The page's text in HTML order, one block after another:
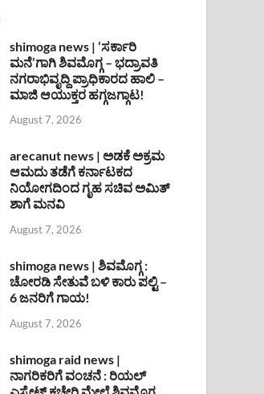
shimoga news | ‘ಸರ್ಕಾರಿ
ಮನೆ’ಗಾಗಿ ಶಿವಮೊಗ್ಗ – ಭದ್ರಾವತಿ
ನಗರಾಭಿವೃದ್ದಿ ಪ್ರಾಧಿಕಾರದ ಹಾಲಿ –
ಮಾಜಿ ಆಯುಕ್ತರ ಹಗ್ಗಜಗ್ಗಾಟ!
August 7, 2026
arecanut news | ಅಡಕೆ ಅಕ್ರಮ
ಆಮದು ತಡೆಗೆ ಕರ್ನಾಟಕದ
ನಿಯೋಗದಿಂದ ಗೃಹ ಸಚಿವ ಅಮಿತ್
ಶಾಗೆ ಮನವಿ
August 7, 2026
shimoga news | ಶಿವಮೊಗ್ಗ :
ಚೋರಡಿ ಸೇತುವೆ ಬಳಿ ಕಾರು ಪಲ್ಟಿ –
6 ಜನರಿಗೆ ಗಾಯ!
August 7, 2026
shimoga raid news |
ನಾಗರಿಕರಿಗೆ ವಂಚನೆ : ರಿಯಲ್